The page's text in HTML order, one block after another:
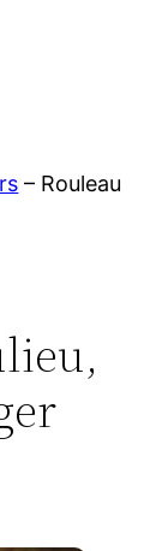
– Rouleau